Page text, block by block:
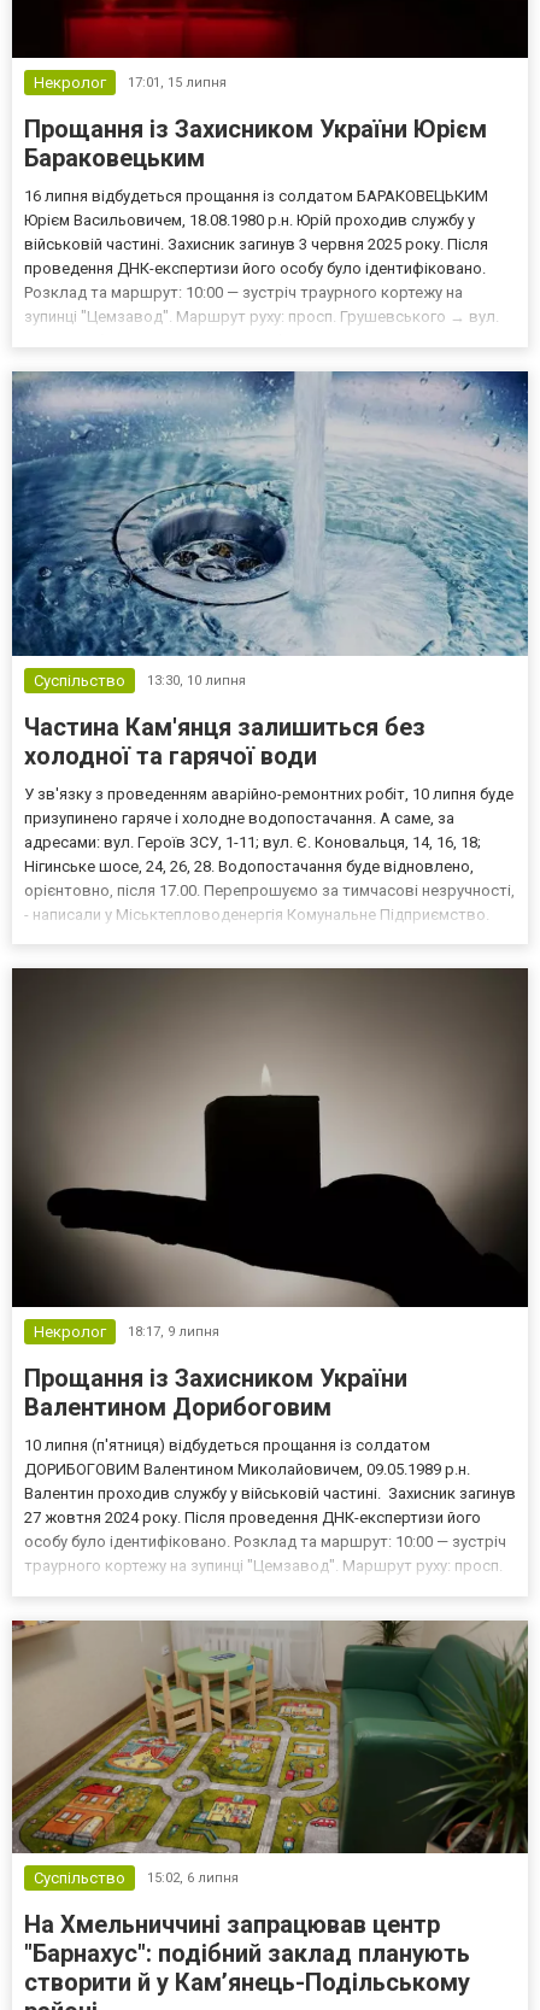
Некролог 17:01, 15 липня
Прощання із Захисником України Юрієм
Бараковецьким
16 липня відбудеться прощання із солдатом БАРАКОВЕЦЬКИМ
Юрієм Васильовичем, 18.08.1980 р.н. Юрій проходив службу у
військовій частині. Захисник загинув 3 червня 2025 року. Після
проведення ДНК-експертизи його особу було ідентифіковано.
Розклад та маршрут: 10:00 — зустріч траурного кортежу на
зупинці "Цемзавод". Маршрут руху: просп. Грушевського → вул.
Суспільство 13:30, 10 липня
Частина Кам'янця залишиться без
холодної та гарячої води
У зв'язку з проведенням аварійно-ремонтних робіт, 10 липня буде
призупинено гаряче і холодне водопостачання. А саме, за
адресами: вул. Героїв ЗСУ, 1-11; вул. Є. Коновальця, 14, 16, 18;
Нігинське шосе, 24, 26, 28. Водопостачання буде відновлено,
орієнтовно, після 17.00. Перепрошуємо за тимчасові незручності,
- написали у Міськтепловоденергія Комунальне Підприємство.
Некролог 18:17, 9 липня
Прощання із Захисником України
Валентином Дорибоговим
10 липня (п'ятниця) відбудеться прощання із солдатом
ДОРИБОГОВИМ Валентином Миколайовичем, 09.05.1989 р.н.
Валентин проходив службу у військовій частині. Захисник загинув
27 жовтня 2024 року. Після проведення ДНК-експертизи його
особу було ідентифіковано. Розклад та маршрут: 10:00 — зустріч
траурного кортежу на зупинці "Цемзавод". Маршрут руху: просп.
Суспільство 15:02, 6 липня
На Хмельниччині запрацював центр
"Барнахус": подібний заклад планують
створити й у Кам’янець-Подільському